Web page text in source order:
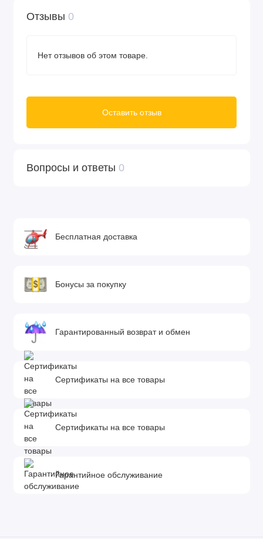
Отзывы 0
Нет отзывов об этом товаре.
Оставить отзыв
Вопросы и ответы 0
Бесплатная доставка
Бонусы за покупку
Гарантированный возврат и обмен
Сертификаты на все товары
Сертификаты на все товары
Гарантийное обслуживание